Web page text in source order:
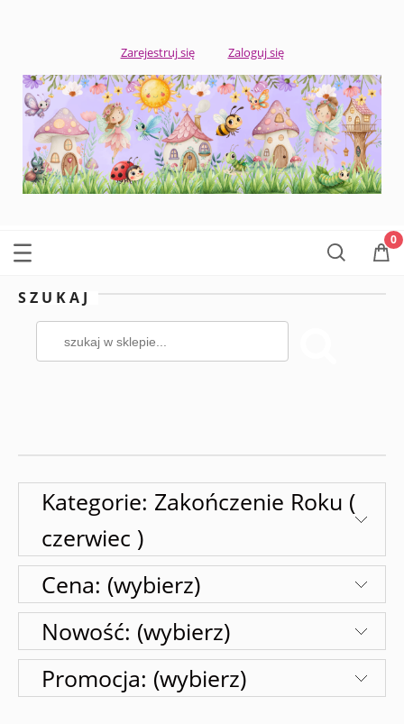
Zarejestruj się Zaloguj się
SZUKAJ
Kategorie: Zakończenie Roku (
czerwiec )
Cena: (wybierz)
Nowość: (wybierz)
Promocja: (wybierz)